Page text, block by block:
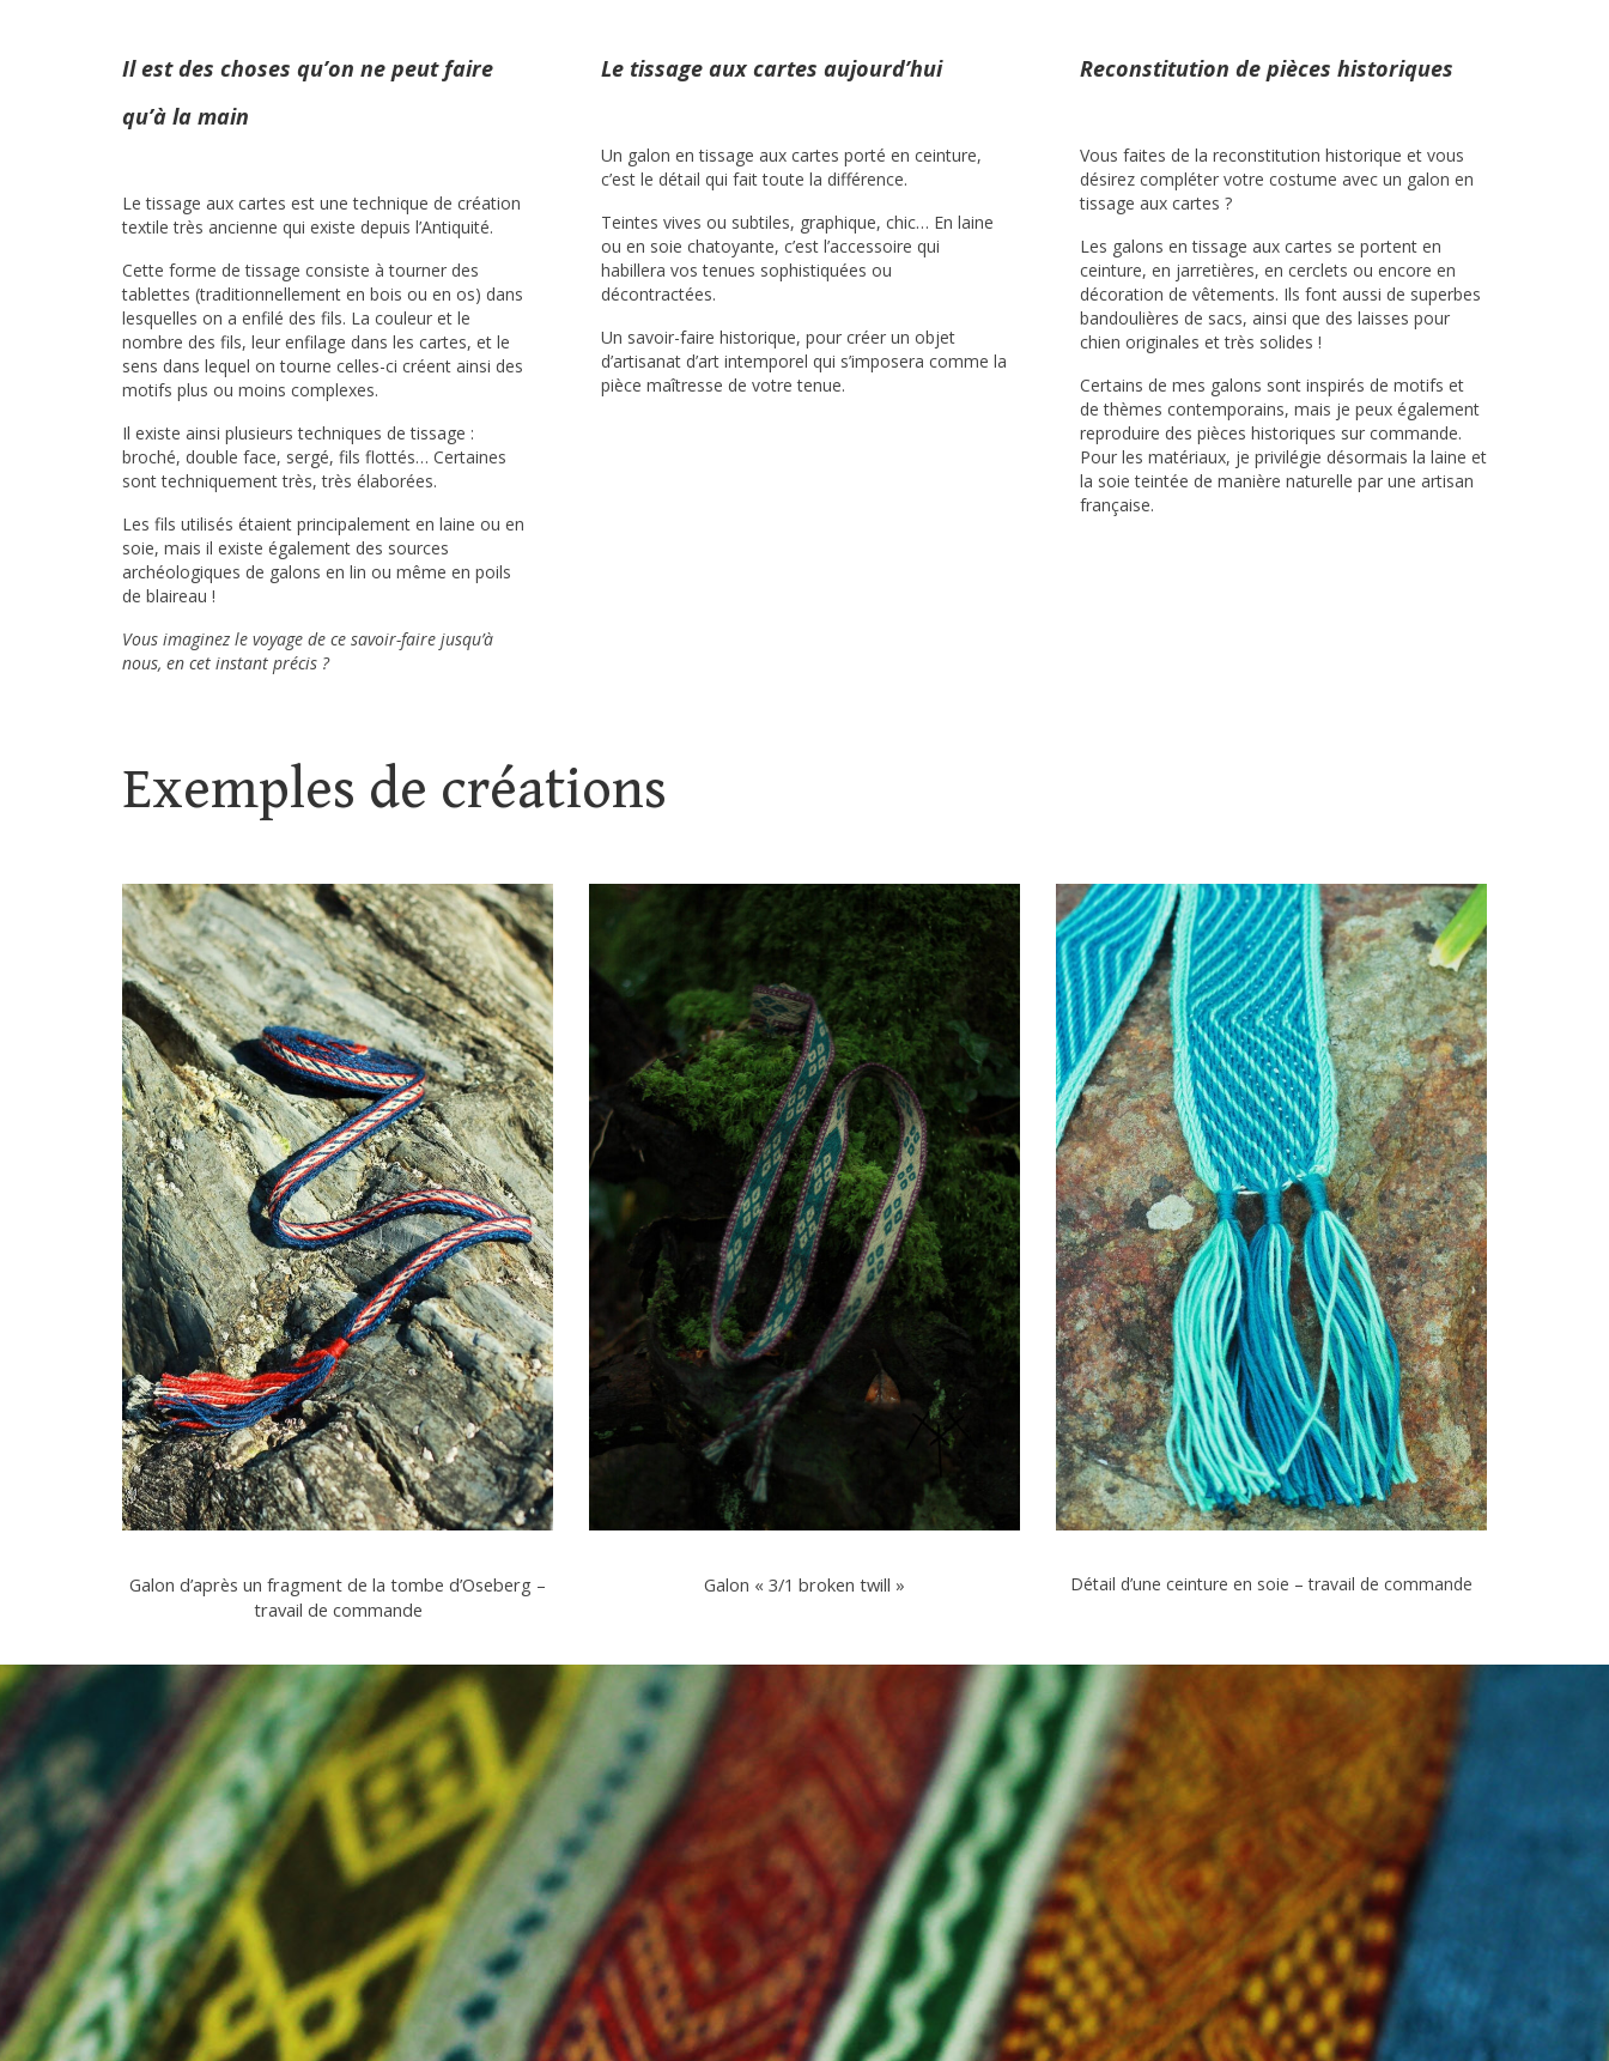
Il est des choses qu’on ne peut faire
qu’à la main
Le tissage aux cartes est une technique de création
textile très ancienne qui existe depuis l’Antiquité.
Cette forme de tissage consiste à tourner des
tablettes (traditionnellement en bois ou en os) dans
lesquelles on a enfilé des fils. La couleur et le
nombre des fils, leur enfilage dans les cartes, et le
sens dans lequel on tourne celles-ci créent ainsi des
motifs plus ou moins complexes.
Il existe ainsi plusieurs techniques de tissage :
broché, double face, sergé, fils flottés… Certaines
sont techniquement très, très élaborées.
Les fils utilisés étaient principalement en laine ou en
soie, mais il existe également des sources
archéologiques de galons en lin ou même en poils
de blaireau !
Vous imaginez le voyage de ce savoir-faire jusqu’à
nous, en cet instant précis ?
Le tissage aux cartes aujourd’hui
Un galon en tissage aux cartes porté en ceinture,
c’est le détail qui fait toute la différence.
Teintes vives ou subtiles, graphique, chic… En laine
ou en soie chatoyante, c’est l’accessoire qui
habillera vos tenues sophistiquées ou
décontractées.
Un savoir-faire historique, pour créer un objet
d’artisanat d’art intemporel qui s’imposera comme la
pièce maîtresse de votre tenue.
Reconstitution de pièces historiques
Vous faites de la reconstitution historique et vous
désirez compléter votre costume avec un galon en
tissage aux cartes ?
Les galons en tissage aux cartes se portent en
ceinture, en jarretières, en cerclets ou encore en
décoration de vêtements. Ils font aussi de superbes
bandoulières de sacs, ainsi que des laisses pour
chien originales et très solides !
Certains de mes galons sont inspirés de motifs et
de thèmes contemporains, mais je peux également
reproduire des pièces historiques sur commande.
Pour les matériaux, je privilégie désormais la laine et
la soie teintée de manière naturelle par une artisan
française.
Exemples de créations
Galon d’après un fragment de la tombe d’Oseberg –
travail de commande
Galon « 3/1 broken twill » Détail d’une ceinture en soie – travail de commande